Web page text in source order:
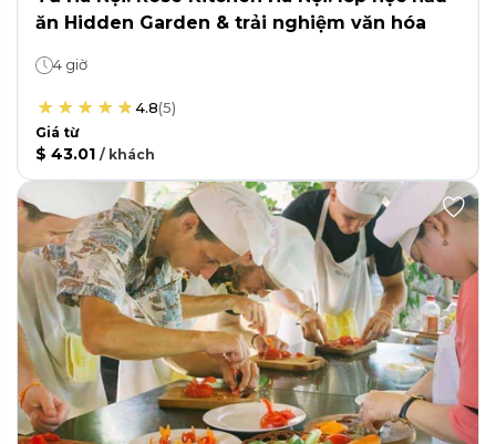
ăn Hidden Garden & trải nghiệm văn hóa
4 giờ
4.8(5)
Giá từ
$ 43.01 / khách